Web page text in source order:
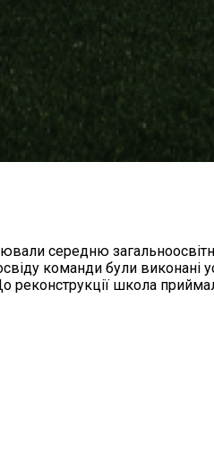
середню
команди були виконані
реконструкції школа